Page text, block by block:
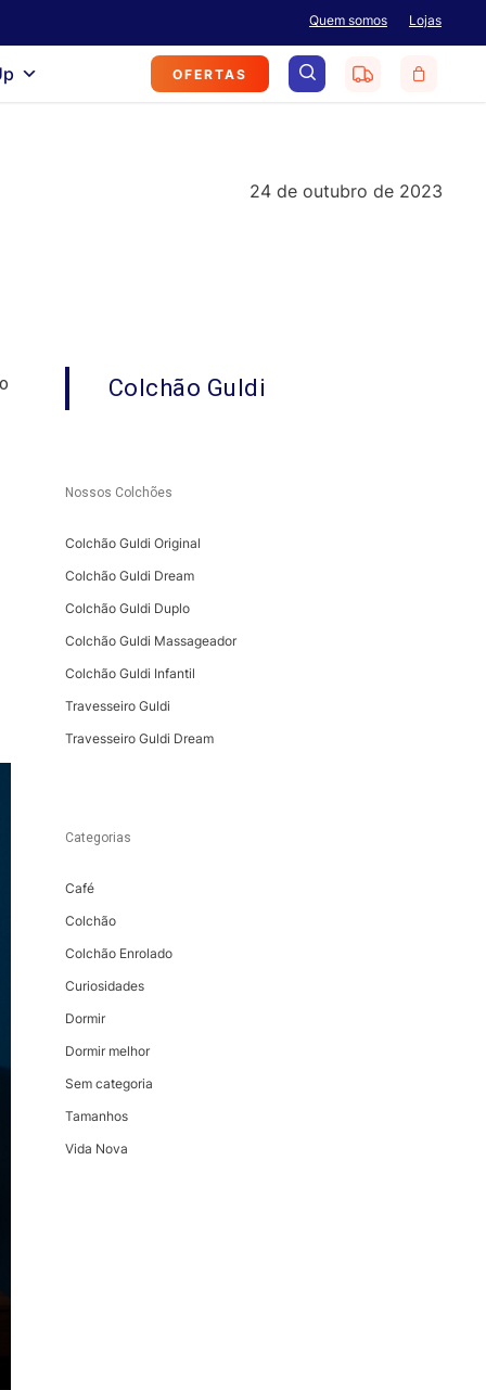
Lojas
Quem somos
OFERTAS search
24 de outubro de 2023
Colchão Guldi
Nossos Colchões
Colchão Guldi Original
Colchão Guldi Dream
Colchão Guldi Duplo
Colchão Guldi Massageador
Colchão Guldi Infantil
Travesseiro Guldi
Travesseiro Guldi Dream
Categorias
Café
Colchão
Colchão Enrolado
Curiosidades
Dormir
Dormir melhor
Sem categoria
Tamanhos
Vida Nova
Menu